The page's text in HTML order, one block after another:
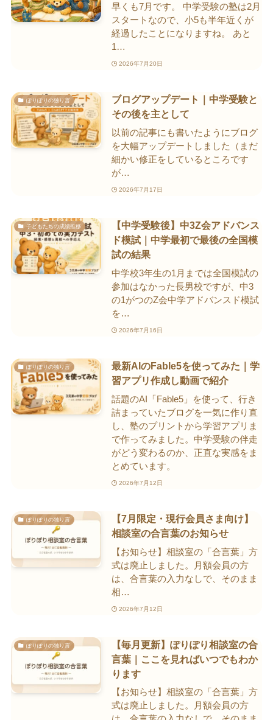
早くも7月です。 中学受験の塾は2月
スタートなので、小5も半年近くが
経過したことになりますね。 あと
1…
2026年7月20日
ぽりぽりの独り言
ブログアップデート｜中学受験と
その後を主として
以前の記事にも書いたようにブログ
を大幅アップデートしました（まだ
細かい修正をしているところです
が…
2026年7月17日
子どもたちの成績推移
【中学受験後】中3Z会アドバンス
ド模試｜中学最初で最後の全国模
試の結果
中学校3年生の1月までは全国模試の
参加はなかった長男校ですが、中3
の1がつのZ会中学アドバンスド模試
を…
2026年7月16日
ぽりぽりの独り言
最新AIのFable5を使ってみた｜学
習アプリ作成し動画で紹介
話題のAI「Fable5」を使って、行き
詰まっていたブログを一気に作り直
し、塾のプリントから学習アプリま
で作ってみました。中学受験の伴走
がどう変わるのか、正直な実感をま
とめています。
2026年7月12日
ぽりぽりの独り言
【7月限定・現行会員さま向け】
相談室の合言葉のお知らせ
【お知らせ】相談室の「合言葉」方
式は廃止しました。月額会員の方
は、合言葉の入力なしで、そのまま
相…
2026年7月12日
ぽりぽりの独り言
【毎月更新】ぽりぽり相談室の合
言葉｜ここを見ればいつでもわか
ります
【お知らせ】相談室の「合言葉」方
式は廃止しました。月額会員の方